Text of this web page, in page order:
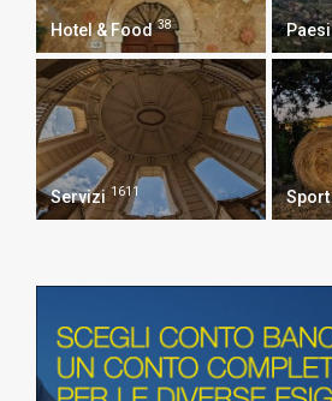
Hotel & Food 38 Paesi
Servizi 1611 Sport